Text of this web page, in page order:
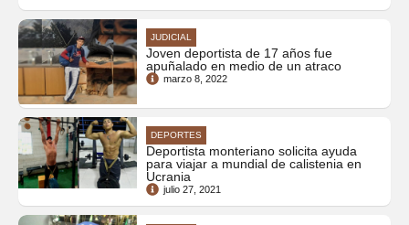
JUDICIAL
Joven deportista de 17 años fue
apuñalado en medio de un atraco
marzo 8, 2022
DEPORTES
Deportista monteriano solicita ayuda
para viajar a mundial de calistenia en
Ucrania
julio 27, 2021